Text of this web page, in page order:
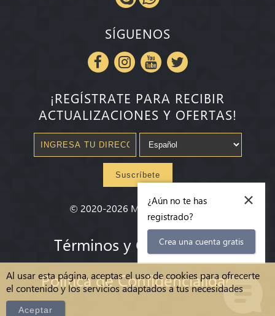
Al usar esta página, aceptas el uso de cookies para ofrecerte
el contenido y los servicios adaptados a tus necesidades
Aceptar
SÍGUENOS
¡REGÍSTRATE PARA RECIBIR
ACTUALIZACIONES Y OFERTAS!
Suscríbete
© 2020-2026 Millenium State®
Términos y Condiciones
Política de Confidencialidad
×
¿Aún no te has
registrado?
Crea una cuenta gratis